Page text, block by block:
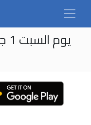
يوم السبت 1 جمادى الآخرة 1447 هـ